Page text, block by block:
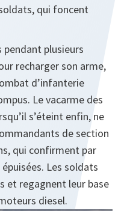
qui foncent
plusieurs
recharger son arme,
d’infanterie
Le vacarme des
s’éteint enfin, ne
de section
qui confirment par
Les soldats
et regagnent leur base
diesel.